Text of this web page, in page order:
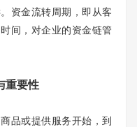
资金流转周期，即从客
间，对企业的资金链管
要性
或提供服务开始，到